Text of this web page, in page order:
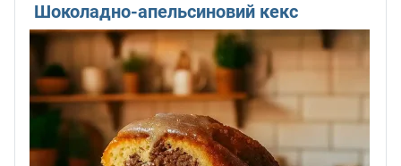
Шоколадно-апельсиновий кекс